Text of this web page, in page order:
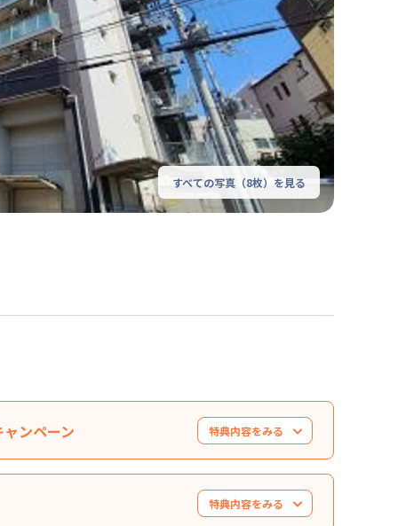
すべての写真（8枚）を見る
ンペーン 特典内容をみる
円値引き）※管理費と水道光熱費は割引対象
ます。※他のキャンペーンとの併用はできませ
ます。お気軽にお問い合わせください。
特典内容をみる